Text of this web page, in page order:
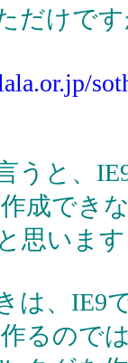
だけで
うと、
成でき
思いま
は、IE9
るので